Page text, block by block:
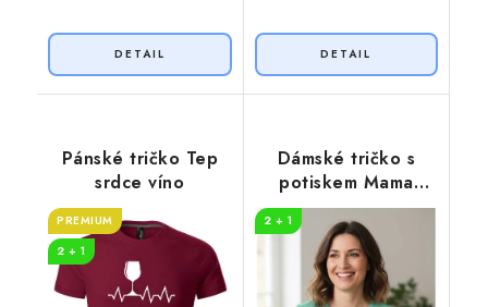
Pánské tričko Tep
srdce víno
PREMIUM
2 + 1
Dámské tričko s
potiskem Mama
needs wine
2 + 1